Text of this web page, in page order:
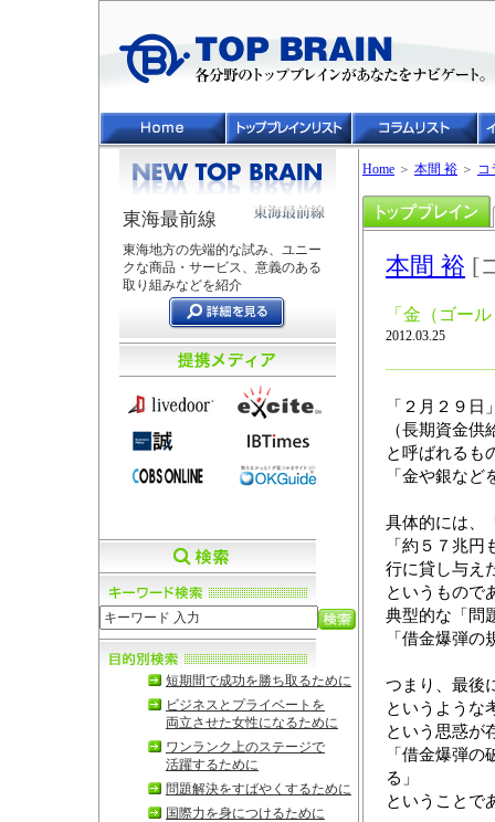
東海最前線
東海地方の先端的な試み、ユニー
クな商品・サービス、意義のある
取り組みなどを紹介
短期間で成功を勝ち取るために
ビジネスとプライベートを
両立させた女性になるために
ワンランク上のステージで
活躍するために
問題解決をすばやくするために
国際力を身につけるために
Home ＞ 本間 裕 ＞ コ
本間 裕 [
「金（ゴー
2012.03.25
「２月２９
（長期資金供
と呼ばれるも
「金や銀な
具体的には、
「約５７兆
行に貸し与え
というもので
典型的な「問
「借金爆弾
つまり、最後
というような
という思惑が
「借金爆弾
る」
ということで